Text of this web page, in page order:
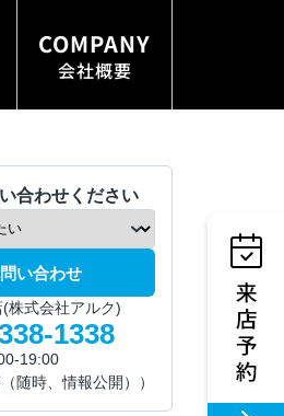
COMPANY
会社概要
合わせください
い合わせ
株式会社アルク)
1338
19:00
随時、情報公開））